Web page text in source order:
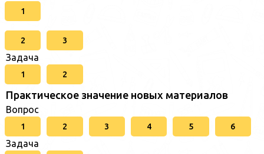
1
2 3
Задача
1 2
Практическое значение новых материалов
Вопрос
1 2 3 4 5 6
Задача